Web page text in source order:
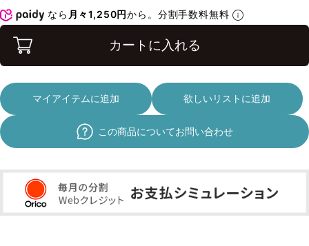
なら 月々1,250円から。分割手数料無料
カートに入れる
マイアイテムに追加 欲しいリストに追加
この商品についてお問い合わせ